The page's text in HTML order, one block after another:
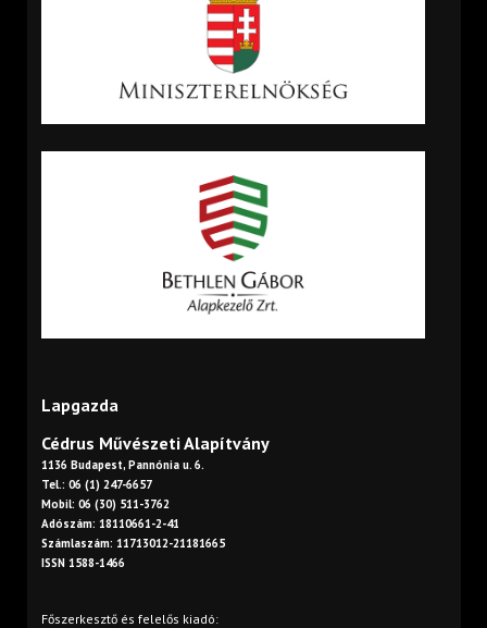
Lapgazda
Cédrus Művészeti Alapítvány
1136 Budapest, Pannónia u. 6.
Tel.: 06 (1) 247-6657
Mobil: 06 (30) 511-3762
Adószám: 18110661-2-41
Számlaszám: 11713012-21181665
ISSN 1588-1466
Főszerkesztő és felelős kiadó: